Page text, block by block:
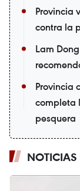
Provincia
contra la
Lam
Provincia
completa
pesquera